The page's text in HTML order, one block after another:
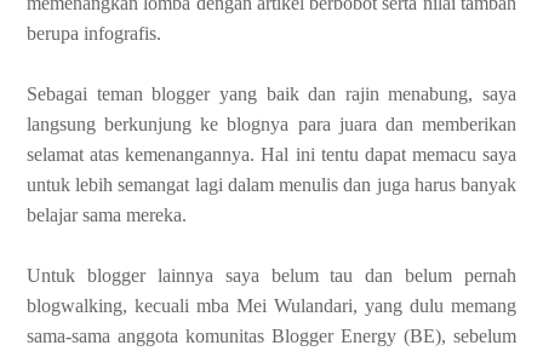
berupa infografis.
Sebagai teman blogger yang baik dan rajin menabung, saya
langsung berkunjung ke blognya para juara dan memberikan
selamat atas kemenangannya. Hal ini tentu dapat memacu saya
untuk lebih semangat lagi dalam menulis dan juga harus banyak
belajar sama mereka.
Untuk blogger lainnya saya belum tau dan belum pernah
blogwalking, kecuali mba Mei Wulandari, yang dulu memang
sama-sama anggota komunitas Blogger Energy (BE), sebelum